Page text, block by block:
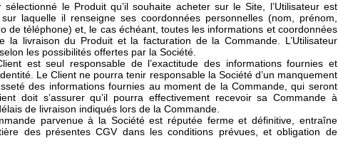
le Produit qu’il souhaite acheter sur le Site, l’Utilisateur est
laquelle il renseigne ses coordonnées personnelles (nom, prénom,
de téléphone) et, le cas échéant, toutes les informations et coordonnées
la livraison du Produit et la facturation de la Commande. L’Utilisateur
les possibilités offertes par la Société.
est seul responsable de l’exactitude des informations fournies et
Le Client ne pourra tenir responsable la Société d’un manquement
des informations fournies au moment de la Commande, qui seront
doit s’assurer qu’il pourra effectivement recevoir sa Commande à
de livraison indiqués lors de la Commande.
parvenue à la Société est réputée ferme et définitive, entraîne
des présentes CGV dans les conditions prévues, et obligation de